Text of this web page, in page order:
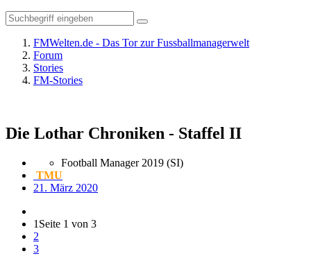
FMWelten.de - Das Tor zur Fussballmanagerwelt
Forum
Stories
FM-Stories
Die Lothar Chroniken - Staffel II
Football Manager 2019 (SI)
TMU
21. März 2020
1 Seite 1 von 3
2
3